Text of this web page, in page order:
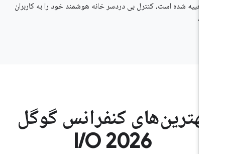
تعبیه شده است، کنترل بی دردسر خانه هوشمند خود را به کاربران
بهترین‌های کنفرانس گوگل
I/O 2026